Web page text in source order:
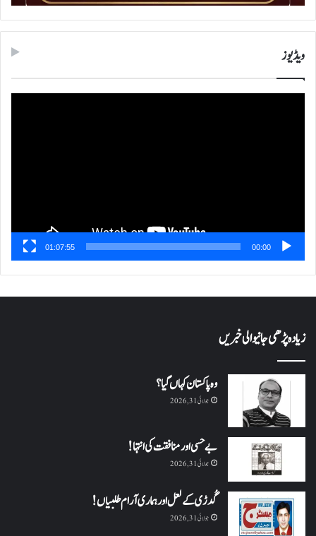
ویڈیوز
00:00
01:07:55
زیادہ پڑھی جانیوالی خبریں
وہ پاکستان کہاں گیا؟
جولائی 31, 2026
بے حسی اور منافقت کی انتہا !
جولائی 31, 2026
گُدڑی کے لعل اور ہماری آرام طلبیاں!
جولائی 31, 2026